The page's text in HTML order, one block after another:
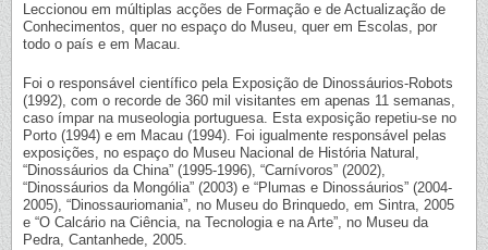
Leccionou em múltiplas acções de Formação e de Actualização de
Conhecimentos, quer no espaço do Museu, quer em Escolas, por
todo o país e em Macau.
Foi o responsável científico pela Exposição de Dinossáurios-Robots
(1992), com o recorde de 360 mil visitantes em apenas 11 semanas,
caso ímpar na museologia portuguesa. Esta exposição repetiu-se no
Porto (1994) e em Macau (1994). Foi igualmente responsável pelas
exposições, no espaço do Museu Nacional de História Natural,
“Dinossáurios da China” (1995-1996), “Carnívoros” (2002),
“Dinossáurios da Mongólia” (2003) e “Plumas e Dinossáurios” (2004-
2005), “Dinossauriomania”, no Museu do Brinquedo, em Sintra, 2005
e “O Calcário na Ciência, na Tecnologia e na Arte”, no Museu da
Pedra, Cantanhede, 2005.